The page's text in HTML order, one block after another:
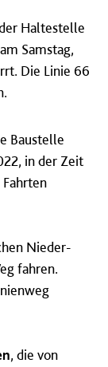
Haltestelle
Samstag,
Die Linie 66
Baustelle
in der Zeit
Fahrten
Nieder-
fahren.
, die von